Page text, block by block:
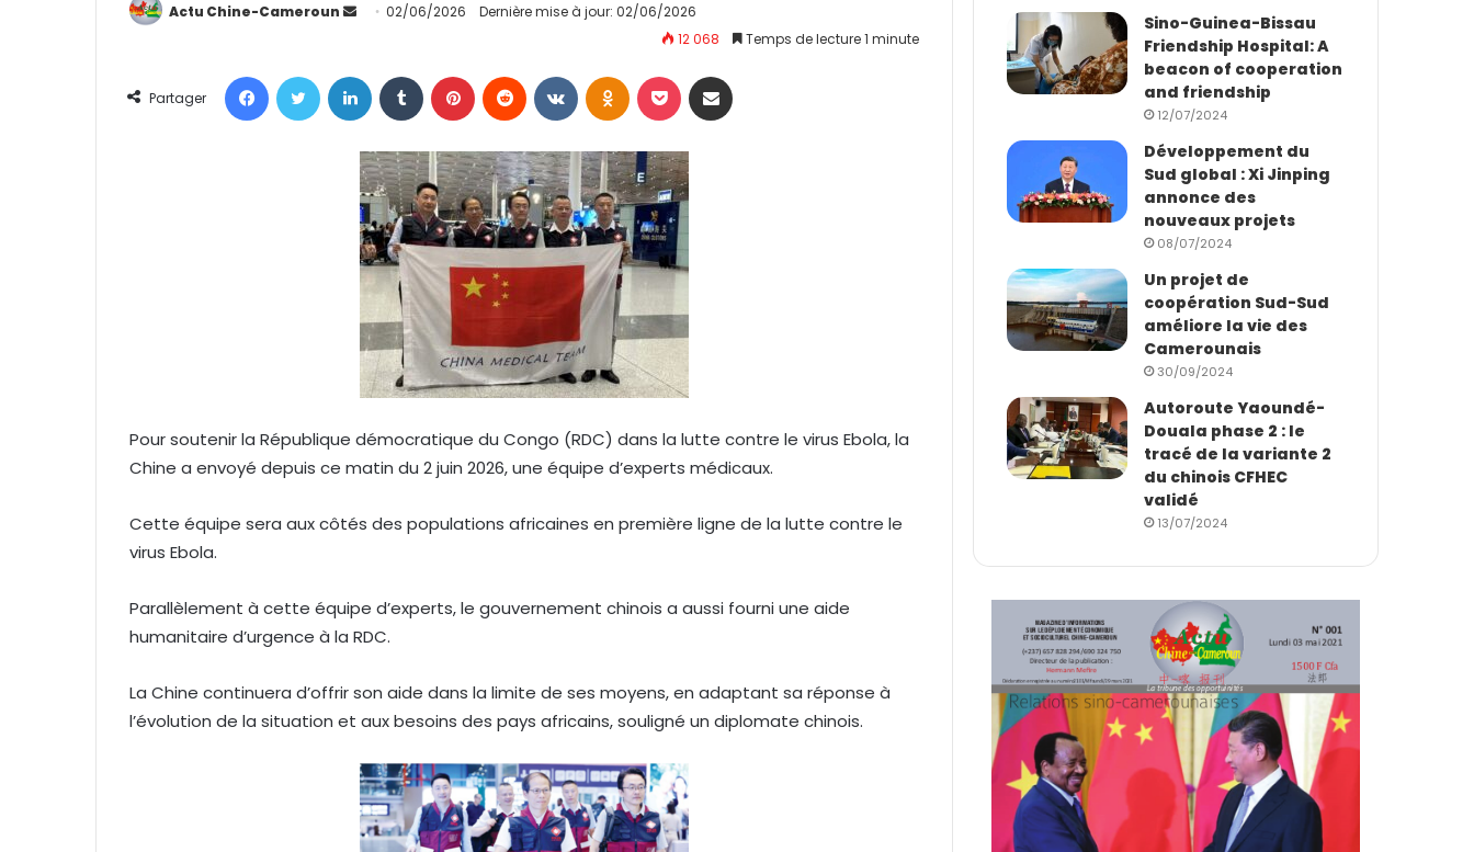
Actu Chine-Cameroun
y
r
u
n
c
o
r
r
l
02/06/2026
Dernière mise à jour: 02/06/2026
12 068
Temps de lecture 1 minute
Partager
Pour soutenir la République démocratique du Congo (RDC) dans la lutte contre le virus Ebola, la
Chine a envoyé depuis ce matin du 2 juin 2026, une équipe d’experts médicaux.
Cette équipe sera aux côtés des populations africaines en première ligne de la lutte contre le
virus Ebola.
Parallèlement à cette équipe d’experts, le gouvernement chinois a aussi fourni une aide
humanitaire d’urgence à la RDC.
La Chine continuera d’offrir son aide dans la limite de ses moyens, en adaptant sa réponse à
l’évolution de la situation et aux besoins des pays africains, souligné un diplomate chinois.
Sino-Guinea-Bissau
Friendship Hospital: A
beacon of cooperation
and friendship
12/07/2024
Développement du
Sud global : Xi Jinping
annonce des
nouveaux projets
08/07/2024
Un projet de
coopération Sud-Sud
améliore la vie des
Camerounais
30/09/2024
Autoroute Yaoundé-
Douala phase 2 : le
tracé de la variante 2
du chinois CFHEC
validé
13/07/2024